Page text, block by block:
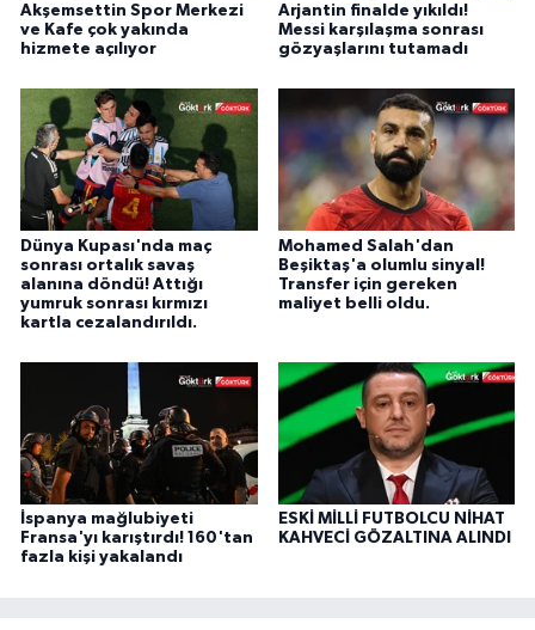
Akşemsettin Spor Merkezi
ve Kafe çok yakında
hizmete açılıyor
Arjantin finalde yıkıldı!
Messi karşılaşma sonrası
gözyaşlarını tutamadı
Dünya Kupası'nda maç
sonrası ortalık savaş
alanına döndü! Attığı
yumruk sonrası kırmızı
kartla cezalandırıldı.
Mohamed Salah'dan
Beşiktaş'a olumlu sinyal!
Transfer için gereken
maliyet belli oldu.
İspanya mağlubiyeti
Fransa'yı karıştırdı! 160'tan
fazla kişi yakalandı
ESKİ MİLLİ FUTBOLCU NİHAT
KAHVECİ GÖZALTINA ALINDI